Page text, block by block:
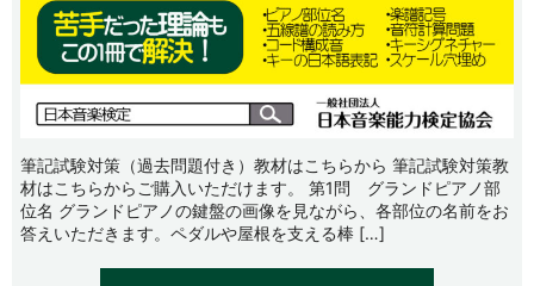
筆記試験対策（過去問題付き）教材はこちらから 筆記試験対策教
材はこちらからご購入いただけます。 第1問 グランドピアノ部
位名 グランドピアノの鍵盤の画像を見ながら、各部位の名前をお
答えいただきます。ペダルや屋根を支える棒 […]